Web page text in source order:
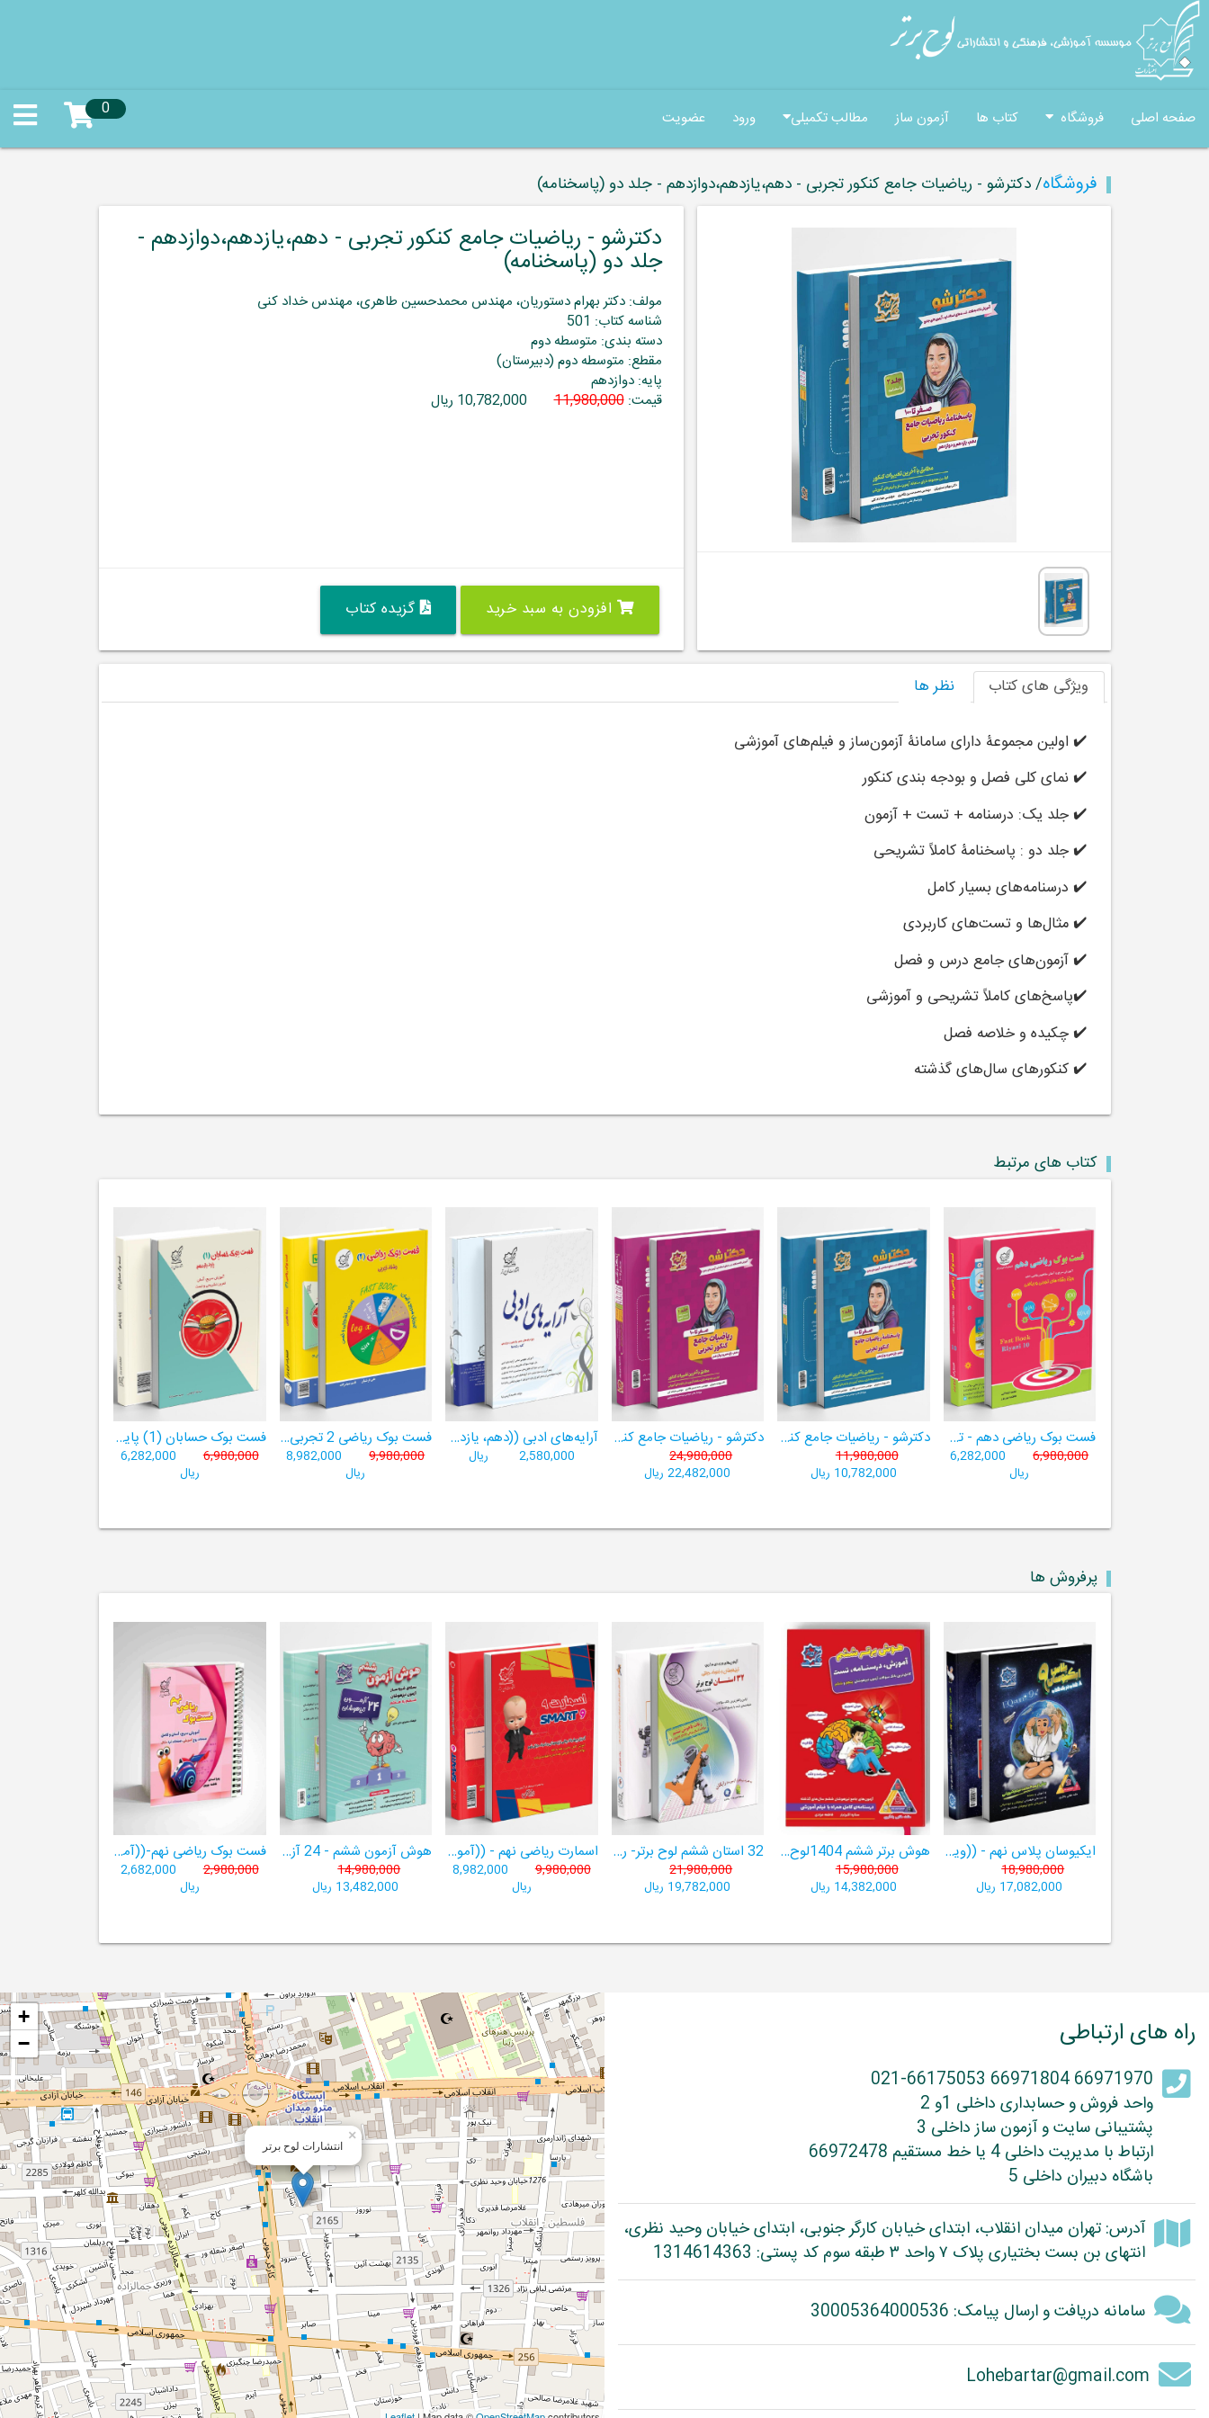
صفحه اصلی فروشگاه کتاب ها آزمون ساز مطالب تکمیلی ورود عضویت 0
فروشگاه/ دکترشو - ریاضیات جامع کنکور تجربی - دهم،یازدهم،دوازدهم - جلد دو (پاسخنامه)
دکترشو - ریاضیات جامع کنکور تجربی - دهم،یازدهم،دوازدهم -
جلد دو (پاسخنامه)
مولف: دکتر بهرام دستوریان، مهندس محمدحسین طاهری، مهندس خداد کنی
شناسه کتاب: 501
دسته بندی: متوسطه دوم
مقطع: متوسطه دوم (دبیرستان)
پایه: دوازدهم
قیمت:11,980,000 10,782,000 ریال
افزودن به سبد خرید گزیده کتاب
ویژگی های کتاب نظر ها
✔️ اولین مجموعۀ دارای سامانۀ آزمون‌سازو فیلم‌های آموزشی
✔️ نمای کلی فصل و بودجه بندی کنکور
✔️ جلد یک: درسنامه + تست + آزمون
✔️ جلد دو : پاسخنامۀ کاملاً تشریحی
✔️ درسنامه‌های بسیار کامل
✔️ مثال‌ها و تست‌های کاربردی
✔️ آزمون‌های جامع درس و فصل
✔️پاسخ‌های کاملاً تشریحی و آموزشی
✔️ چکیده و خلاصه فصل
✔️ کنکورهای سال‌های گذشته
کتاب های مرتبط
فست بوک ریاضی دهم - تجربی و ریاضی ((آموزش سریع، آسان و کامل ریاضی پایۀ دهم))
6,980,000
6,282,000
ریال
دکترشو - ریاضیات جامع کنکور تجربی - دهم،یازدهم،دوازدهم - جلد دو (پاسخنامه)
11,980,000
10,782,000 ریال
دکترشو - ریاضیات جامع کنکور تجربی - دهم،یازدهم،دوازدهم - جلد یک (درسنامه، تست، آزمون)
24,980,000
22,482,000 ریال
آرایه‌های ادبی ((دهم، یازدهم و دوازدهم کلیه رشته‌‌ها))
2,580,000 ریال
فست بوک ریاضی 2 تجربی- ((آموزش سریع، آسان و کامل ریاضی پایۀ یازدهم))
9,980,000
8,982,000
ریال
فست بوک حسابان (1) پایۀ یازدهم
6,980,000
6,282,000
ریال
پرفروش ها
ایکیوسان پلاس نهم - ((ویژۀ مدارس نمونه دولتی، تیزهوشان و سمپاد+ فیلم‌های آموزشی+سامانۀ آزمون‌ساز رایگان))
18,980,000
17,082,000 ریال
هوش برتر ششم 1404لوح برتر- ((ویژۀ آزمون تیزهوشان پایۀ ششم+ فیلم آموزشی + سامانۀ آزمون‌ساز رایگان))
15,980,000
14,382,000 ریال
32 استان ششم لوح برتر- ربات باهوش ششم ((به همراه سامانۀ آزمون‌ساز رایگان))
21,980,000
19,782,000 ریال
اسمارت ریاضی نهم - ((آموزش پیشرفتۀ ریاضی تیزهوشان و نمونه‌دولتی نهم+ سامانۀ آزمون‌ساز آنلاین))
9,980,000
8,982,000
ریال
هوش آزمون ششم - 24 آزمون شبیه ساز تیزهوشان
14,980,000
13,482,000 ریال
فست بوک ریاضی نهم-((آموزش سریع، آسان و کامل ریاضی پایۀ نهم))
2,980,000
2,682,000
ریال
راه های ارتباطی
66971970 66971804 021-66175053
واحد فروش و حسابداری داخلی 1و 2
پشتیبانی سایت و آزمون ساز داخلی 3
ارتباط با مدیریت داخلی 4 یا خط مستقیم 66972478
باشگاه دبیران داخلی 5
آدرس: تهران میدان انقلاب، ابتدای خیابان کارگر جنوبی، ابتدای خیابان وحید نظری،
انتهای بن بست بختیاری پلاک ۷ واحد ۳ طبقه سوم کد پستی: 1314614363
سامانه دریافت و ارسال پیامک: 30005364000536
Lohebartar@gmail.com
انتشارات لوح برتر
×
+
−